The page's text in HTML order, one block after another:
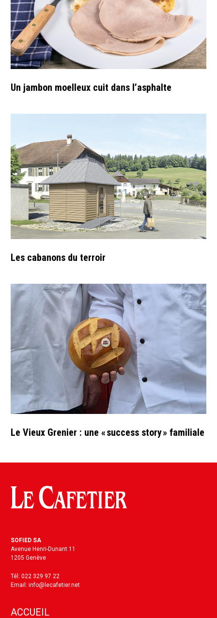
Un jambon moelleux cuit dans l’asphalte
Les cabanons du terroir
Le Vieux Grenier : une « success story » familiale
SOFIED SA
Avenue Henri-Dunant 11
1205 Genève
Tél: 022 329 97 22
Email: info@lecafetier.net
ACCUEIL